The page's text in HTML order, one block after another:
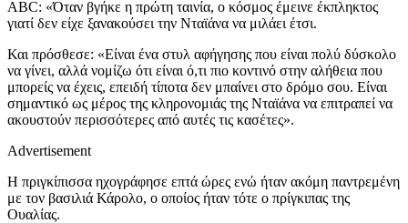
ABC: «Όταν βγήκε η πρώτη ταινία, ο κόσμος έμεινε έκπληκτος
γιατί δεν είχε ξανακούσει την Νταϊάνα να μιλάει έτσι.
Και πρόσθεσε: «Είναι ένα στυλ αφήγησης που είναι πολύ δύσκολο
να γίνει, αλλά νομίζω ότι είναι ό,τι πιο κοντινό στην αλήθεια που
μπορείς να έχεις, επειδή τίποτα δεν μπαίνει στο δρόμο σου. Είναι
σημαντικό ως μέρος της κληρονομιάς της Νταϊάνα να επιτραπεί να
ακουστούν περισσότερες από αυτές τις κασέτες».
Advertisement
Η πριγκίπισσα ηχογράφησε επτά ώρες ενώ ήταν ακόμη παντρεμένη
με τον βασιλιά Κάρολο, ο οποίος ήταν τότε ο πρίγκιπας της
Ουαλίας.